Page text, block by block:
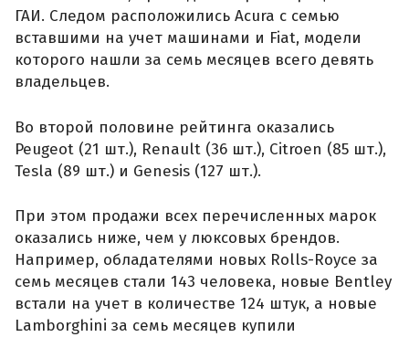
ГАИ. Следом расположились Acura с семью
вставшими на учет машинами и Fiat, модели
которого нашли за семь месяцев всего девять
владельцев.
Во второй половине рейтинга оказались
Peugeot (21 шт.), Renault (36 шт.), Citroen (85 шт.),
Tesla (89 шт.) и Genesis (127 шт.).
При этом продажи всех перечисленных марок
оказались ниже, чем у люксовых брендов.
Например, обладателями новых Rolls-Royce за
семь месяцев стали 143 человека, новые Bentley
встали на учет в количестве 124 штук, а новые
Lamborghini за семь месяцев купили